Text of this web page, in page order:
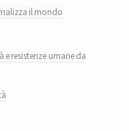
il mondo
e resistenze umane da